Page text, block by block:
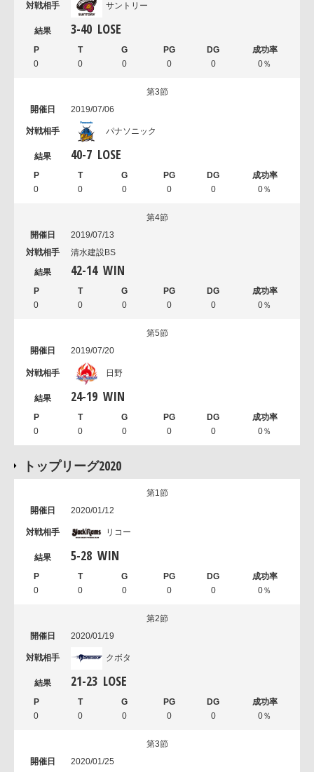
サントリー
3-40 LOSE
0 0 0 0 0 0％
第3節
2019/07/06
パナソニック
40-7 LOSE
0 0 0 0 0 0％
第4節
2019/07/13
清水建設BS
42-14 WIN
0 0 0 0 0 0％
第5節
2019/07/20
日野
24-19 WIN
0 0 0 0 0 0％
トップリーグ2020
第1節
2020/01/12
リコー
5-28 WIN
0 0 0 0 0 0％
第2節
2020/01/19
クボタ
21-23 LOSE
0 0 0 0 0 0％
第3節
2020/01/25